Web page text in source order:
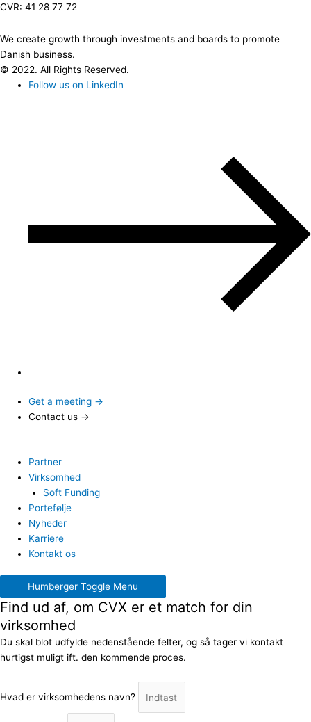
CVR: 41 28 77 72
We create growth through investments and boards to promote
Danish business.
© 2022. All Rights Reserved.
Follow us on LinkedIn
Get a meeting →
Contact us →
Partner
Virksomhed
Soft Funding
Portefølje
Nyheder
Karriere
Kontakt os
Humberger Toggle Menu
Find ud af, om CVX er et match for din
virksomhed
Du skal blot udfylde nedenstående felter, og så tager vi kontakt
hurtigst muligt ift. den kommende proces.
Hvad er virksomhedens navn?